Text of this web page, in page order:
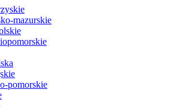
mazurskie
pomorskie